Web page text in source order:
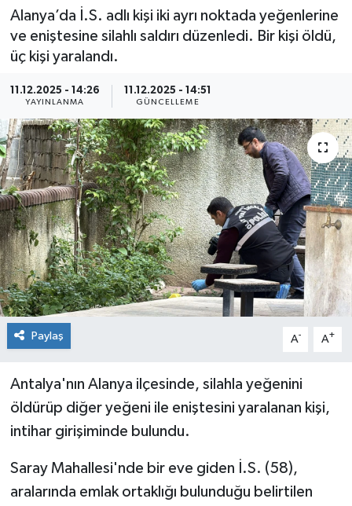
Alanya’da İ.S. adlı kişi iki ayrı noktada yeğenlerine
ve eniştesine silahlı saldırı düzenledi. Bir kişi öldü,
üç kişi yaralandı.
11.12.2025 - 14:26
YAYINLANMA
11.12.2025 - 14:51
GÜNCELLEME
Paylaş A- A+
Antalya'nın Alanya ilçesinde, silahla yeğenini
öldürüp diğer yeğeni ile eniştesini yaralanan kişi,
intihar girişiminde bulundu.
Saray Mahallesi'nde bir eve giden İ.S. (58),
aralarında emlak ortaklığı bulunduğu belirtilen
Güncel
Güvenlik
Kültür Sanat
Magazin
Medya
Politika
Sağlık
Spor
Turizm
Yaşam
Son Dakika Haberleri
Haber Arşivi